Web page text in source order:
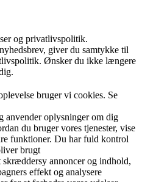
og privatlivspolitik.
giver du samtykke til
Ønsker du ikke længere
bruger vi cookies. Se
anvender oplysninger om dig
du bruger vores tjenester, vise
funktioner. Du har fuld kontrol
brugt
annoncer og indhold,
effekt og analysere